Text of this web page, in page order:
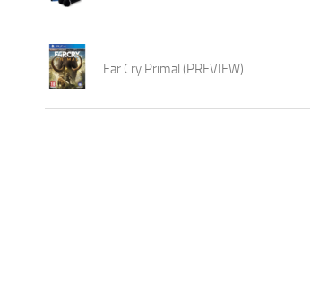
Far Cry Primal (PREVIEW)